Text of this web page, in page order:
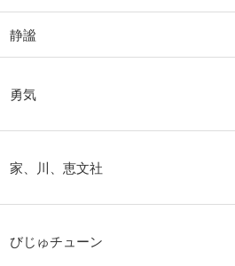
静謐
勇気
家、川、恵文社
びじゅチューン